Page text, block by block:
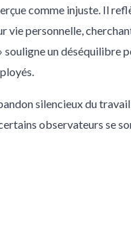
comme injuste. Il
vie personnelle,
un déséquilibre
silencieux du
observateurs se